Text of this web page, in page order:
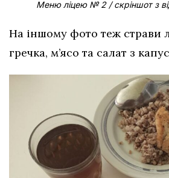
Меню ліцею № 2/ скріншот з
На іншому фото теж страви
гречка, м’ясо та салат з